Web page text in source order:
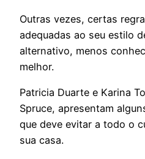
Outras vezes, certas
adequadas ao seu estilo
alternativo, menos
melhor.
Patricia Duarte e Karina
Spruce, apresentam
que deve evitar a todo o
sua casa.